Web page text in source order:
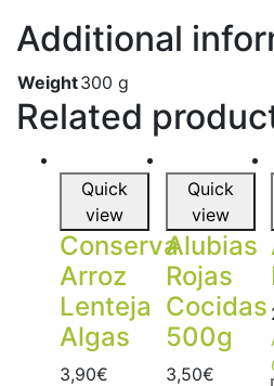
Additional
Weight300 g
Related
Quick
view
Conserva
Arroz
Lenteja
Algas
3,90€
Quick
view
Alubias
Rojas
Cocidas
500g
3,50€